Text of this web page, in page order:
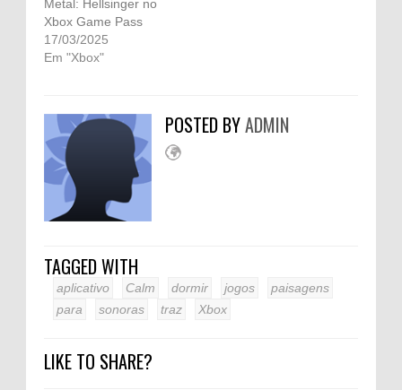
Metal: Hellsinger no
Xbox Game Pass
17/03/2025
Em "Xbox"
POSTED BYADMIN
TAGGED WITH
aplicativo Calm dormir jogos
paisagens
para
sonoras traz Xbox
LIKE TO SHARE?